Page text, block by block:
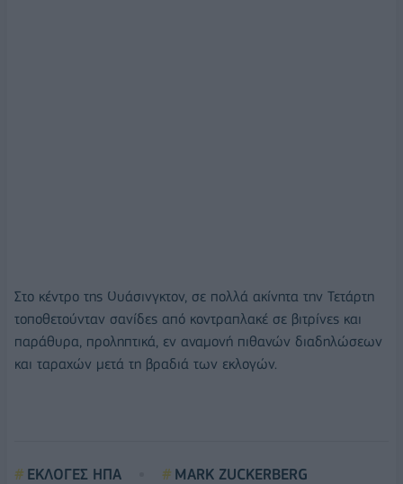
Στο κέντρο της Ουάσινγκτον, σε πολλά ακίνητα την Τετάρτη
τοποθετούνταν σανίδες από κοντραπλακέ σε βιτρίνες και
παράθυρα, προληπτικά, εν αναμονή πιθανών διαδηλώσεων
και ταραχών μετά τη βραδιά των εκλογών.
ΕΚΛΟΓΕΣ ΗΠΑ MARK ZUCKERBERG